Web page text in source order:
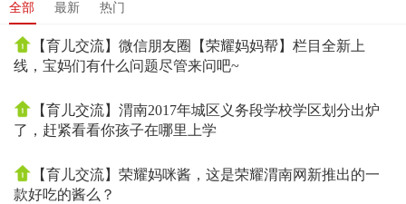
全部 最新 热门
【育儿交流】微信朋友圈【荣耀妈妈帮】栏目全新上
线，宝妈们有什么问题尽管来问吧~
【育儿交流】渭南2017年城区义务段学校学区划分出炉
了，赶紧看看你孩子在哪里上学
【育儿交流】荣耀妈咪酱，这是荣耀渭南网新推出的一
款好吃的酱么？